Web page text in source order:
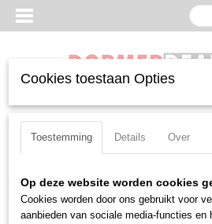
Inloggen Registreren
Home >Ruimers>Machineruimers>
Cookies toestaan Opties
Toestemming Details Over
Op deze website worden cookies
Cookies worden door ons gebruikt voor
aanbieden van sociale media-functies en